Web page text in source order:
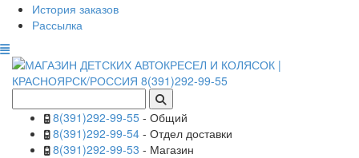
История заказов
Рассылка
8(391)292-99-55 - Общий
8(391)292-99-54 - Отдел доставки
8(391)292-99-53 - Магазин